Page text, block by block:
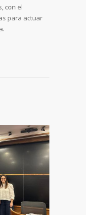
con el
para actuar